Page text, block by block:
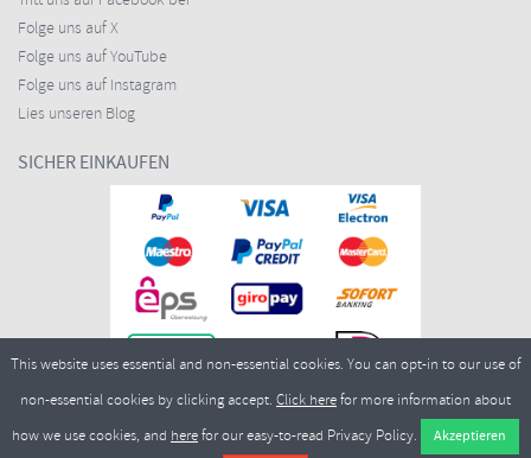
Folge uns auf X
Folge uns auf YouTube
Folge uns auf Instagram
Lies unseren Blog
SICHER EINKAUFEN
Merlin Cycles Ltd., Unit A4 Buckshaw Link, Ordnance Road, Buckshaw
This website uses essential and non-essential cookies. You can opt-in to our use of
non-essential cookies by clicking accept. Click herefor more information about
how we use cookies, and herefor our easy-to-read Privacy Policy.